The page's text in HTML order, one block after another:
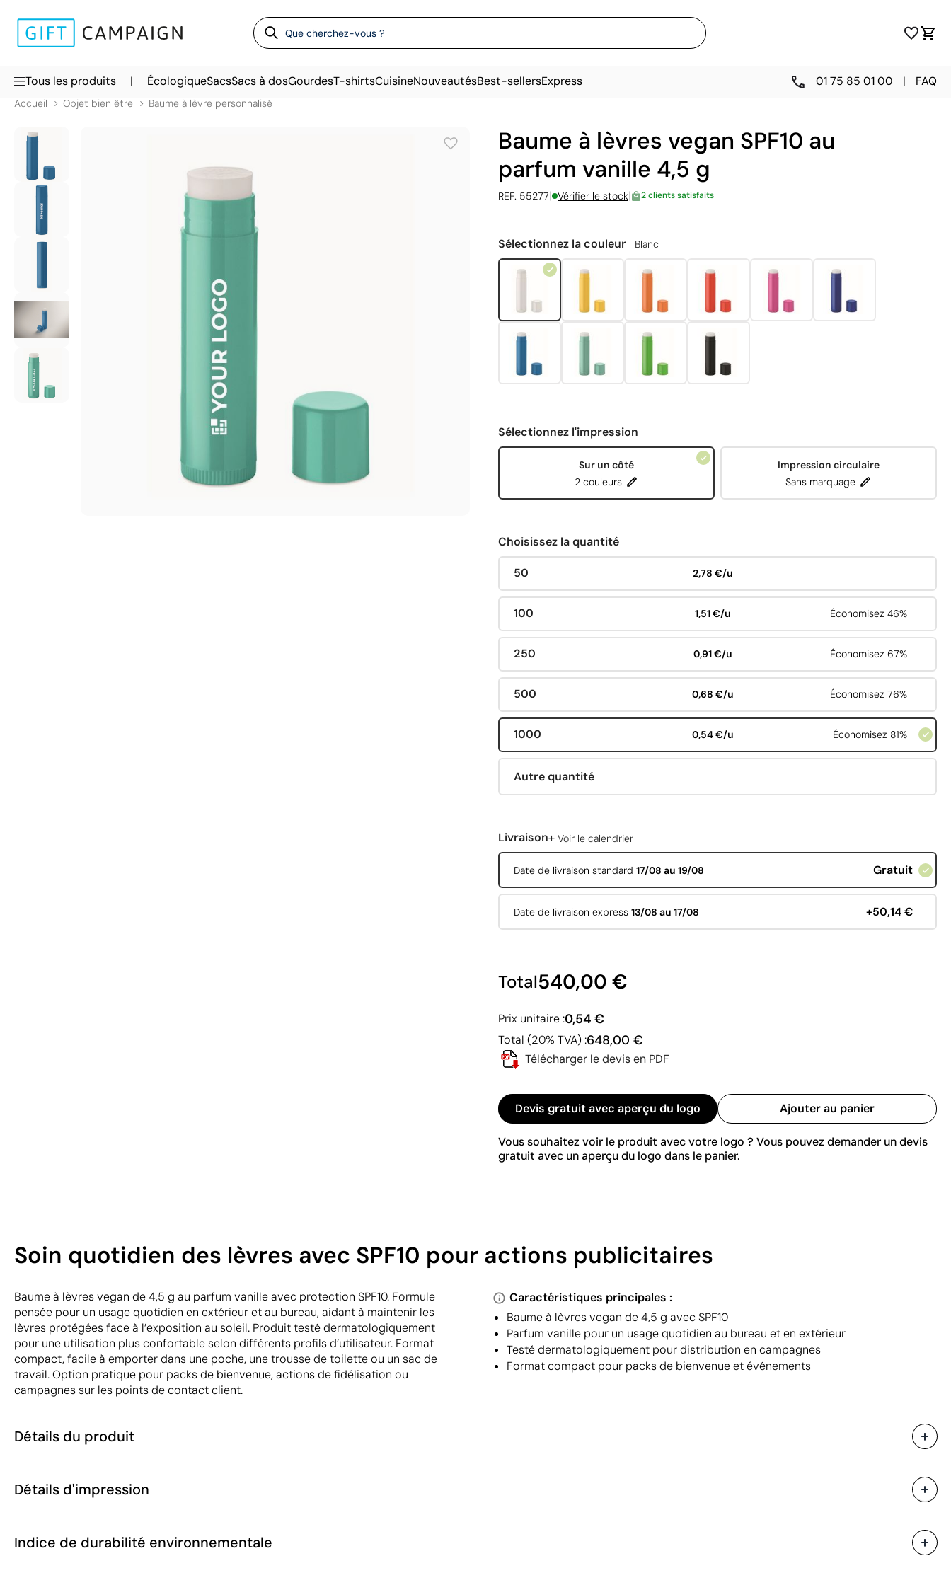
Tous les produits | ÉcologiqueSacsSacs à dosGourdesT-shirtsCuisineNouveautésBest-sellersExpress 01 75 85 01 00 | FAQ
Accueil Objet bien être Baume à lèvre personnalisé
Baume à lèvres vegan SPF10 au
parfum vanille 4,5 g
REF. 55277| Vérifier le stock| 2 clients satisfaits
Sélectionnez la couleur Blanc
Sélectionnez l'impression
Sur un côté
2 couleurs
Impression circulaire
Sans marquage
Choisissez la quantité
50 2,78 €/u
100 1,51 €/u Économisez 46%
250 0,91 €/u Économisez 67%
500 0,68 €/u Économisez 76%
1000 0,54 €/u Économisez 81%
Autre quantité
Livraison+ Voir le calendrier
Date de livraison standard 17/08 au 19/08 Gratuit
Date de livraison express 13/08 au 17/08 +50,14 €
Total540,00 €
Prix unitaire :0,54 €
Total (20% TVA) :648,00 €
Télécharger le devis en PDF
Devis gratuit avec aperçu du logo Ajouter au panier
Vous souhaitez voir le produit avec votre logo ? Vous pouvez demander un devis
gratuit avec un aperçu du logo dans le panier.
Soin quotidien des lèvres avec SPF10 pour actions publicitaires
Baume à lèvres vegan de 4,5 g au parfum vanille avec protection SPF10. Formule
pensée pour un usage quotidien en extérieur et au bureau, aidant à maintenir les
lèvres protégées face à l’exposition au soleil. Produit testé dermatologiquement
pour une utilisation plus confortable selon différents profils d’utilisateur. Format
compact, facile à emporter dans une poche, une trousse de toilette ou un sac de
travail. Option pratique pour packs de bienvenue, actions de fidélisation ou
campagnes sur les points de contact client.
Caractéristiques principales :
Baume à lèvres vegan de 4,5 g avec SPF10
Parfum vanille pour un usage quotidien au bureau et en extérieur
Testé dermatologiquement pour distribution en campagnes
Format compact pour packs de bienvenue et événements
Détails du produit
Caractéristiques
Code du produit
Poids
11 g
Pays de fabrication
Chine
Emballage
Quantité par boîte
400 unités
Détails d'impression
Indice de durabilité environnementale